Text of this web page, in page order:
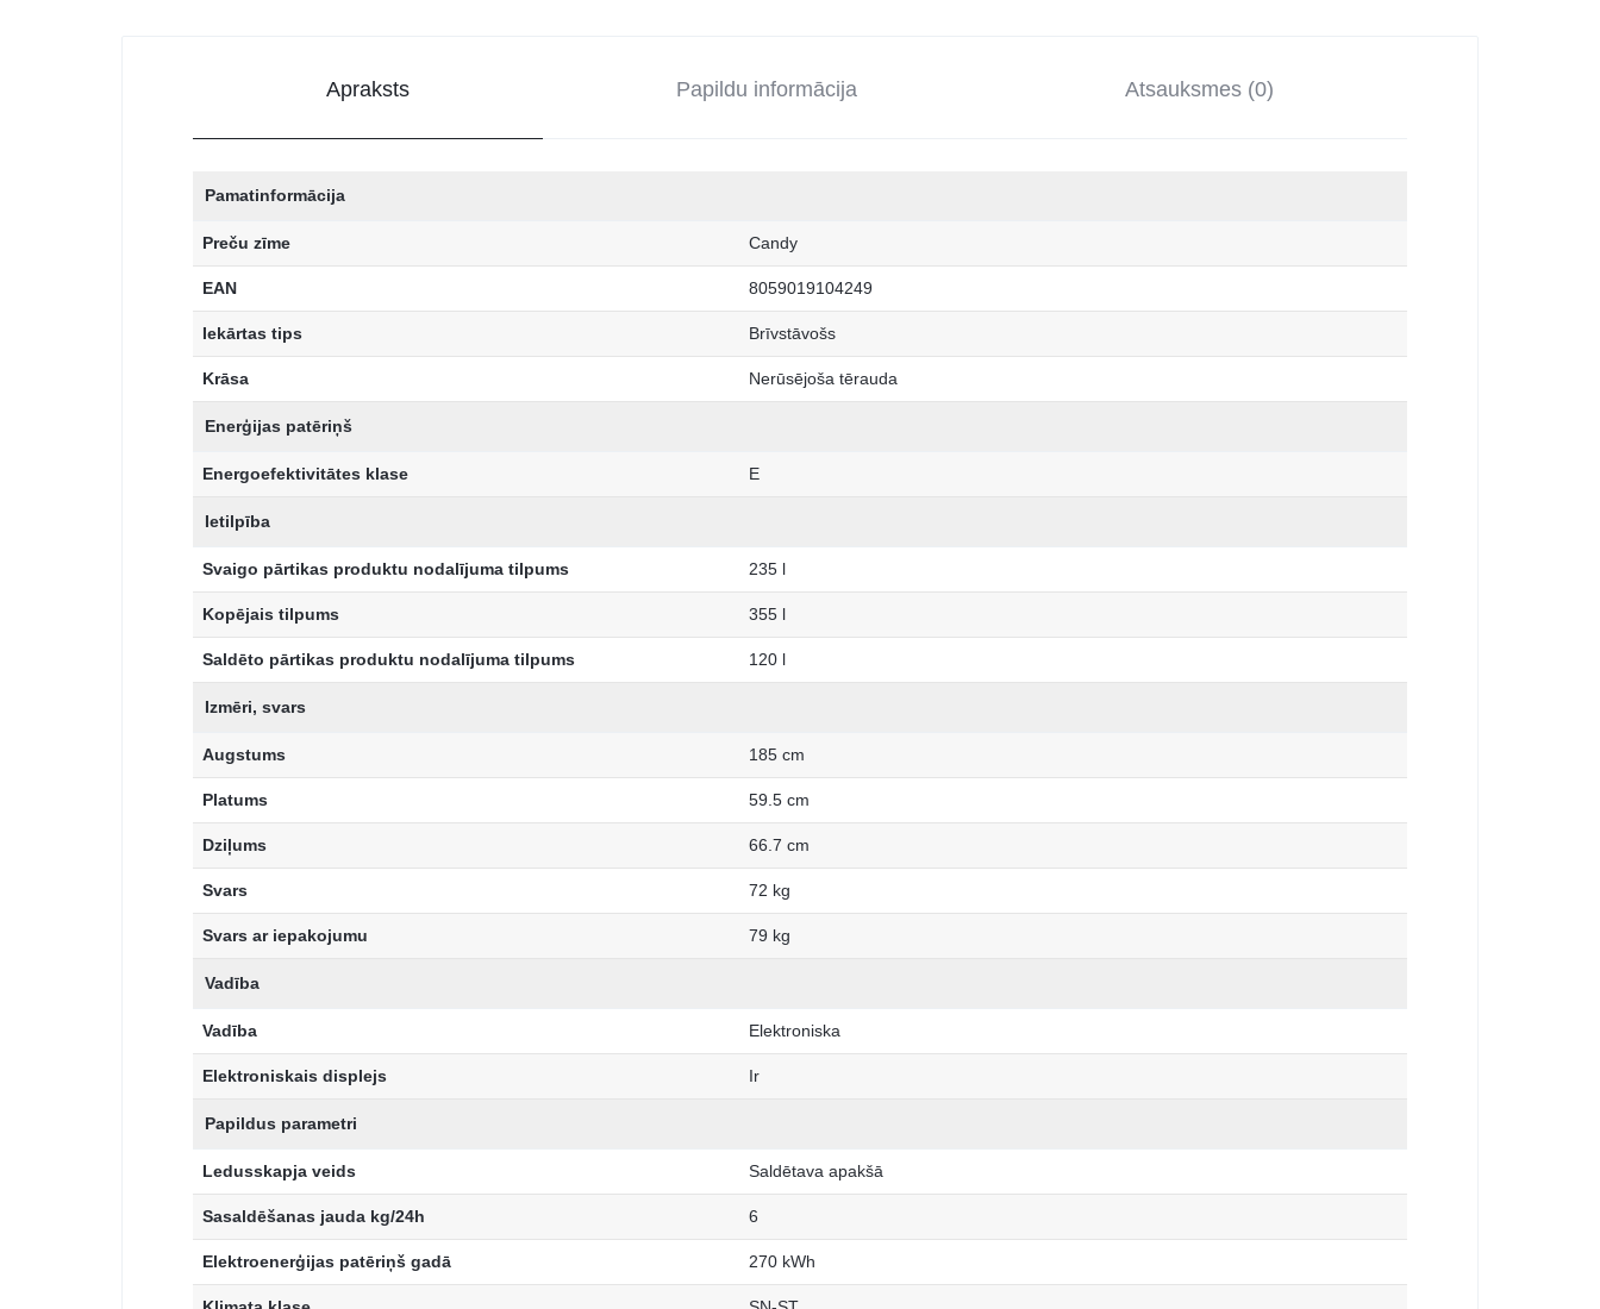
Apraksts Papildu informācija Atsauksmes (0)
Pamatinformācija
Preču zīme Candy
EAN 8059019104249
Iekārtas tips Brīvstāvošs
Krāsa Nerūsējoša tērauda
Enerģijas patēriņš
Energoefektivitātes klase E
Ietilpība
Svaigo pārtikas produktu nodalījuma tilpums 235 l
Kopējais tilpums 355 l
Saldēto pārtikas produktu nodalījuma tilpums 120 l
Izmēri, svars
Augstums 185 cm
Platums 59.5 cm
Dziļums 66.7 cm
Svars 72 kg
Svars ar iepakojumu 79 kg
Vadība
Vadība Elektroniska
Elektroniskais displejs Ir
Papildus parametri
Ledusskapja veids Saldētava apakšā
Sasaldēšanas jauda kg/24h 6
Elektroenerģijas patēriņš gadā 270 kWh